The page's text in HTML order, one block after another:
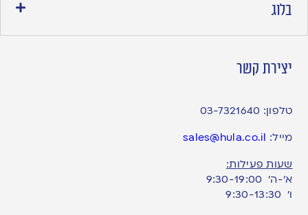
בלוג
יצירת קשר
טלפון: 03-7321640
מייל: sales@hula.co.il
שעות פעילות:
א’-ה’ 9:30-19:00
ו׳ 9:30-13:30